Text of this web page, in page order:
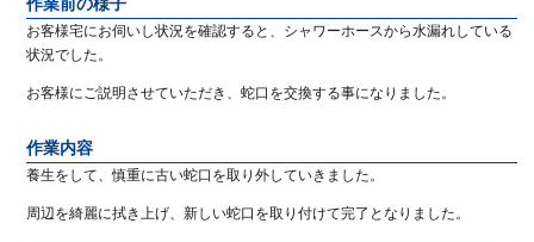
お客様宅にお伺いし状況を確認すると、シャワーホースから水漏れしている
状況でした。
お客様にご説明させていただき、蛇口を交換する事になりました。
作業内容
養生をして、慎重に古い蛇口を取り外していきました。
周辺を綺麗に拭き上げ、新しい蛇口を取り付けて完了となりました。